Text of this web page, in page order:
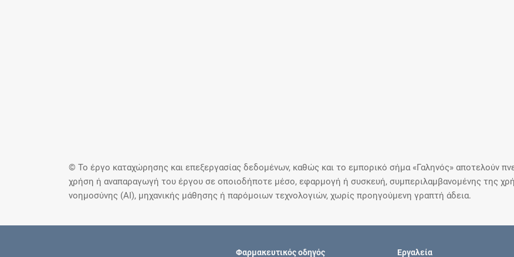
© Το έργο καταχώρησης και επεξεργασίας δεδομένων, καθώς και το εμπορικό σήμα «Γαληνός» αποτελούν
χρήση ή αναπαραγωγή του έργου σε οποιοδήποτε μέσο, εφαρμογή ή συσκευή, συμπεριλαμβανομένης της
νοημοσύνης (AI), μηχανικής μάθησης ή παρόμοιων τεχνολογιών, χωρίς προηγούμενη γραπτή άδεια.
Φαρμακευτικός οδηγός Εργαλεία